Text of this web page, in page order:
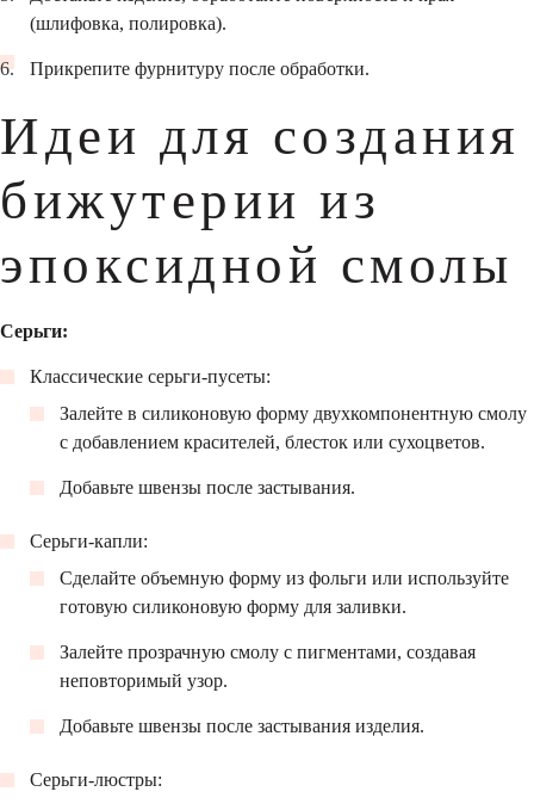
(шлифовка, полировка).
Прикрепите фурнитуру после обработки.
Идеи для создания
бижутерии из
эпоксидной смолы
Серьги:
Классические серьги-пусеты:
Залейте в силиконовую форму двухкомпонентную смолу
с добавлением красителей, блесток или сухоцветов.
Добавьте швензы после застывания.
Серьги-капли:
Сделайте объемную форму из фольги или используйте
готовую силиконовую форму для заливки.
Залейте прозрачную смолу с пигментами, создавая
неповторимый узор.
Добавьте швензы после застывания изделия.
Серьги-люстры: